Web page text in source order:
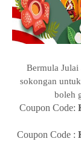
Bermula Julai
sokongan
boleh
Coupon Code:
Coupon Code :